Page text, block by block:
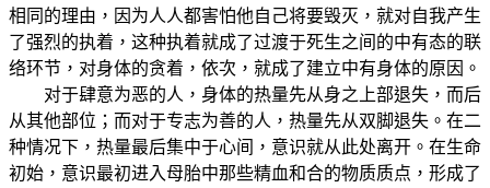
相同的理由，因为人人都害怕他自己将要毁灭，就对自我产生
了强烈的执着，这种执着就成了过渡于死生之间的中有态的联
络环节，对身体的贪着，依次，就成了建立中有身体的原因。
对于肆意为恶的人，身体的热量先从身之上部退失，而后
从其他部位；而对于专志为善的人，热量先从双脚退失。在二
种情况下，热量最后集中于心间，意识就从此处离开。在生命
初始，意识最初进入母胎中那些精血和合的物质质点，形成了